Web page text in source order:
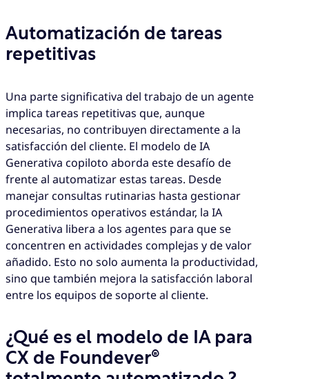
Automatización de tareas
repetitivas
Una parte significativa del trabajo de un agente
implica tareas repetitivas que, aunque
necesarias, no contribuyen directamente a la
satisfacción del cliente. El modelo de IA
Generativa copiloto aborda este desafío de
frente al automatizar estas tareas. Desde
manejar consultas rutinarias hasta gestionar
procedimientos operativos estándar, la IA
Generativa libera a los agentes para que se
concentren en actividades complejas y de valor
añadido. Esto no solo aumenta la productividad,
sino que también mejora la satisfacción laboral
entre los equipos de soporte al cliente.
¿Qué es el modelo de IA para
CX de Foundever®